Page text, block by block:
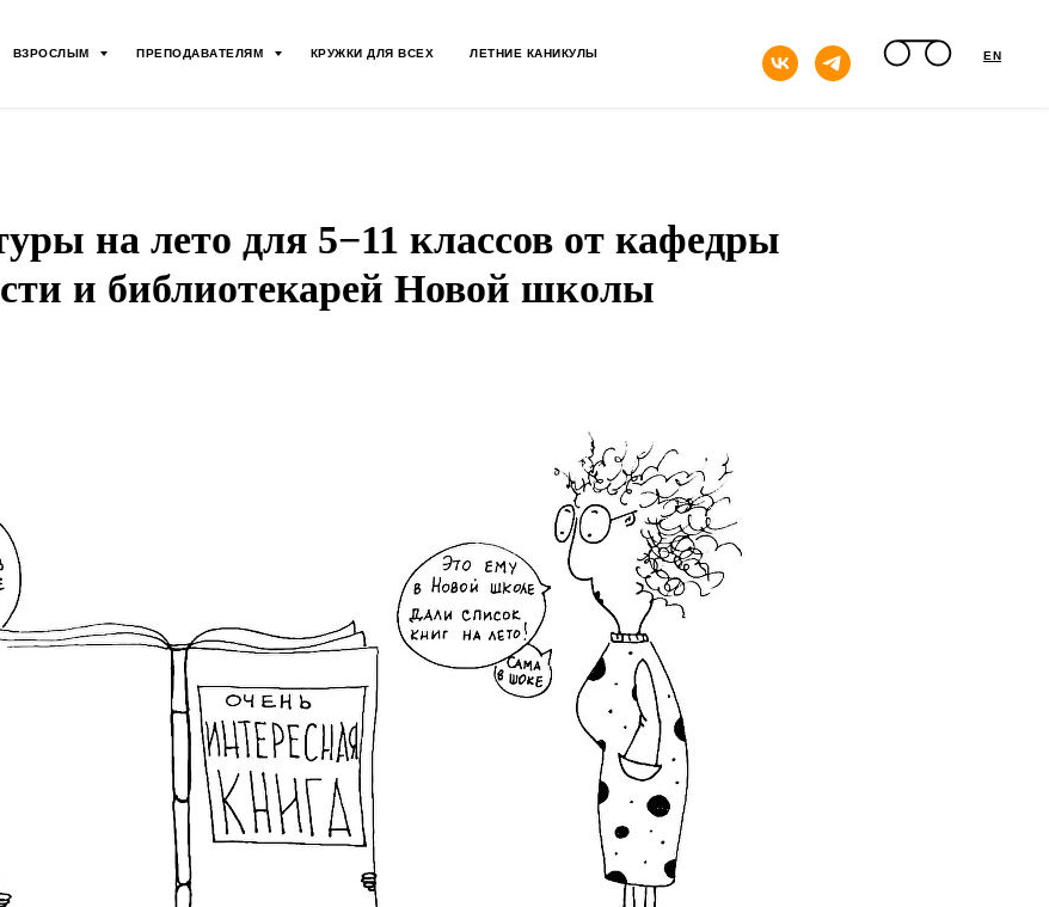
ВЗРОСЛЫМ ПРЕПОДАВАТЕЛЯМ КРУЖКИ ДЛЯ ВСЕХ ЛЕТНИЕ КАНИКУЛЫ кнопка EN
на лето для 5−11 классов от кафедры
и библиотекарей Новой школы